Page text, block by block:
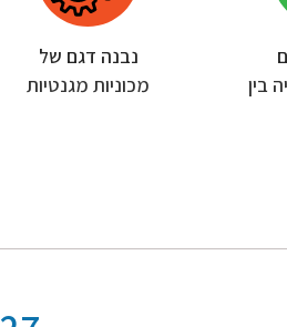
בין
נבנה דגם של
מכוניות מגנטיות